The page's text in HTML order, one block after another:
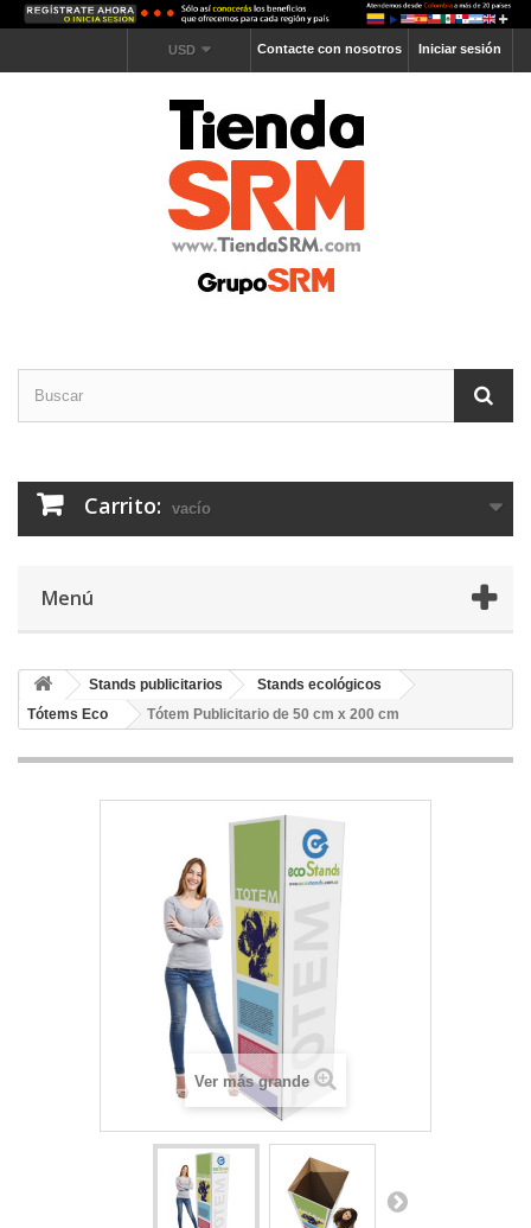
Iniciar sesión
Contacte con nosotros
USD
Carrito: vacío
Menú
Stands publicitarios
Stands ecológicos
Tótems Eco
Tótem Publicitario de 50 cm x 200 cm
Ver más grande